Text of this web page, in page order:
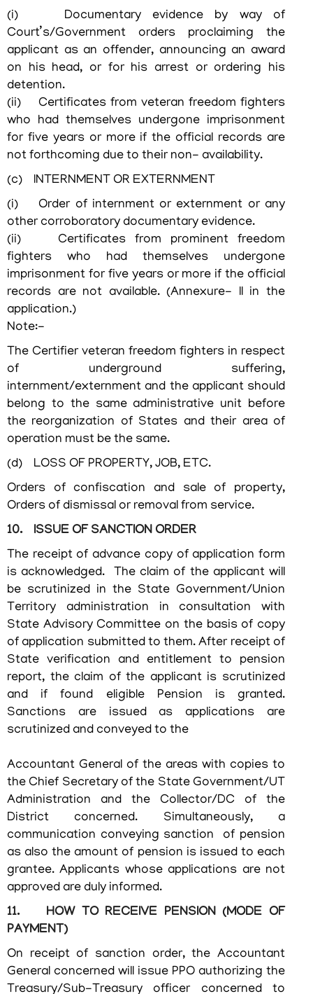
മുഖ്യമന്ത്രിക്കുള്ള
നിവേദനങ്ങള്‍
സന്ദര്‍ശക
സഹായ
കേന്ദ്രം
ഓണ്‍ലൈന്‍
ഗസ്റ്റ്
ഹൗസ്
ബുക്കിംഗ്
സമര
സേനാനികളുടെ
പട്ടിക
സാക്ഷ്യപ്പെടുത്തല്‍(ഹോം)
ജീവൻ
രക്ഷാ
പദക്
ജേതാക്കൾ
സമാശ്വാസ
തൊഴില്‍ദാന
പദ്ധതി
ടെലിഫോണ്‍
എംപ്ലോയീസ്
കോർണർ
സ്റ്റാഫ്
വിവരങ്ങൾ
സര്‍ക്കാര്‍
ഉത്തരവുകള്‍
സര്‍ക്കാര്‍
കലണ്ടര്‍
ഓണ്‍ലൈന്‍
ഗസ്റ്റ്
ഹൗസ്
ബുക്കിംഗ്
റിസര്‍വ്
കേരള
ഹൗസ്
-
ഡല്‍ഹി
കോണ്‍ഫറന്‍സ്
ഹാള്‍
ബുക്കിംങ്
ഹൗസ്
(i) Documentary evidence by way of
Court’s/Government orders proclaiming the
applicant as an offender, announcing an award
on his head, or for his arrest or ordering his
detention.
(ii) Certificates from veteran freedom fighters
who had themselves undergone imprisonment
for five years or more if the official records are
not forthcoming due to their non- availability.
(c) INTERNMENT OR EXTERNMENT
(i) Order of internment or externment or any
other corroboratory documentary evidence.
(ii) Certificates from prominent freedom
fighters who had themselves undergone
imprisonment for five years or more if the official
records are not available. (Annexure- II in the
application.)
Note:-
The Certifier veteran freedom fighters in respect
of underground suffering,
internment/externment and the applicant should
belong to the same administrative unit before
the reorganization of States and their area of
operation must be the same.
(d) LOSS OF PROPERTY, JOB, ETC.
Orders of confiscation and sale of property,
Orders of dismissal or removal from service.
10. ISSUE OF SANCTION ORDER
The receipt of advance copy of application form
is acknowledged. The claim of the applicant will
be scrutinized in the State Government/Union
Territory administration in consultation with
State Advisory Committee on the basis of copy
of application submitted to them. After receipt of
State verification and entitlement to pension
report, the claim of the applicant is scrutinized
and if found eligible Pension is granted.
Sanctions are issued as applications are
scrutinized and conveyed to the
Accountant General of the areas with copies to
the Chief Secretary of the State Government/UT
Administration and the Collector/DC of the
District concerned. Simultaneously, a
communication conveying sanction of pension
as also the amount of pension is issued to each
grantee. Applicants whose applications are not
approved are duly informed.
11. HOW TO RECEIVE PENSION (MODE OF
PAYMENT)
On receipt of sanction order, the Accountant
General concerned will issue PPO authorizing the
Treasury/Sub-Treasury officer concerned to